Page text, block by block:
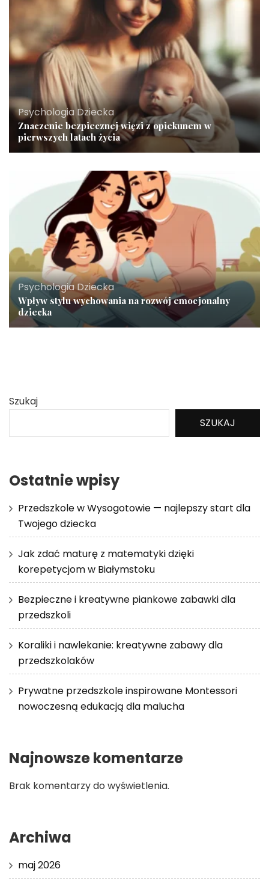
Psychologia Dziecka
Znaczenie bezpiecznej więzi z opiekunem w
pierwszych latach życia
Psychologia Dziecka
Wpływ stylu wychowania na rozwój emocjonalny
dziecka
Szukaj
SZUKAJ
Ostatnie wpisy
Przedszkole w Wysogotowie — najlepszy start dla
Twojego dziecka
Jak zdać maturę z matematyki dzięki
korepetycjom w Białymstoku
Bezpieczne i kreatywne piankowe zabawki dla
przedszkoli
Koraliki i nawlekanie: kreatywne zabawy dla
przedszkolaków
Prywatne przedszkole inspirowane Montessori
nowoczesną edukacją dla malucha
Najnowsze komentarze
Brak komentarzy do wyświetlenia.
Archiwa
maj 2026